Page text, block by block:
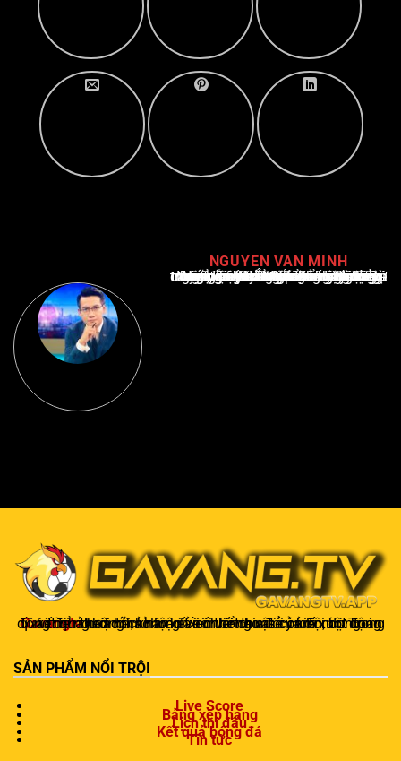
NGUYEN VAN MINH
Nguyễn Văn Minh là một trong những chuyên gia hàng đầu về báo cáo tin tức thể thao tại Việt Nam, với hơn 10 năm hoạt động trong ngành. Ông có kiến thức sâu rộng và kinh nghiệm đáng kể trong việc phân tích và báo cáo về các sự kiện thể thao hàng đầu. Sự hiểu biết sâu sắc của ông về ngành này đã giúp ông xây dựng uy tín và danh tiếng trong cộng đồng báo chí thể thao.
Gavangtv
không chỉ là nơi xem bóng mà còn là một cộng đồng để người hâm mộ kết nối và trao đổi cảm xúc. Trong quá trình theo dõi, khán giả có thể chia sẻ ý kiến, dự đoán kết quả hoặc thảo luận về chiến thuật của đội bóng.
SẢN PHẨM NỔI TRỘI
Live Score
Bảng xếp hạng
Lịch thi đấu
Kết quả bóng đá
Tin tức